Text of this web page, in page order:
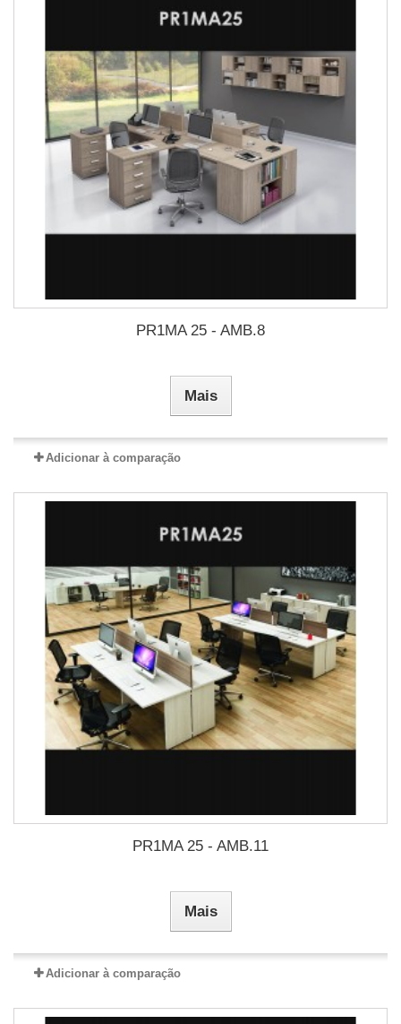
PR1MA 25 - AMB.8
Mais
Adicionar à comparação
PR1MA 25 - AMB.11
Mais
Adicionar à comparação